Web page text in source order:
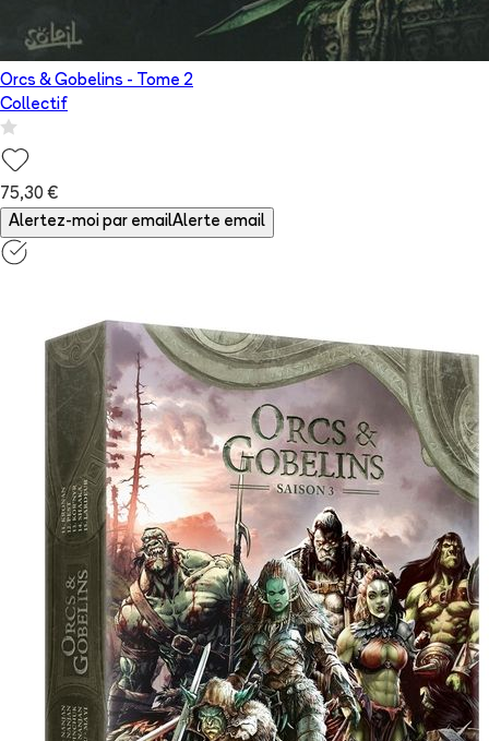
Orcs & Gobelins - Tome 2
Collectif
75,30 €
Alertez-moi par emailAlerte email